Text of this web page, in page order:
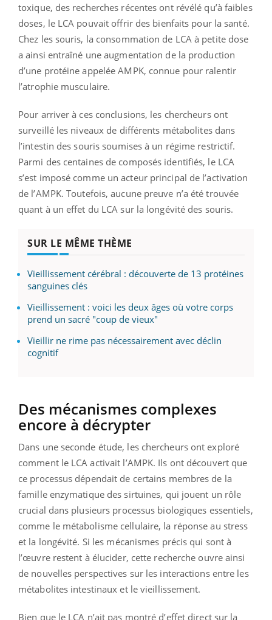
toxique, des recherches récentes ont révélé qu’à faibles
doses, le LCA pouvait offrir des bienfaits pour la santé.
Chez les souris, la consommation de LCA à petite dose
a ainsi entraîné une augmentation de la production
d’une protéine appelée AMPK, connue pour ralentir
l’atrophie musculaire.
Pour arriver à ces conclusions, les chercheurs ont
surveillé les niveaux de différents métabolites dans
l’intestin des souris soumises à un régime restrictif.
Parmi des centaines de composés identifiés, le LCA
s’est imposé comme un acteur principal de l’activation
de l’AMPK. Toutefois, aucune preuve n’a été trouvée
quant à un effet du LCA sur la longévité des souris.
SUR LE MÊME THÈME
Vieillissement cérébral : découverte de 13 protéines
sanguines clés
Vieillissement : voici les deux âges où votre corps
prend un sacré "coup de vieux"
Vieillir ne rime pas nécessairement avec déclin
cognitif
Des mécanismes complexes
encore à décrypter
Dans une seconde étude, les chercheurs ont exploré
comment le LCA activait l’AMPK. Ils ont découvert que
ce processus dépendait de certains membres de la
famille enzymatique des sirtuines, qui jouent un rôle
crucial dans plusieurs processus biologiques essentiels,
comme le métabolisme cellulaire, la réponse au stress
et la longévité. Si les mécanismes précis qui sont à
l’œuvre restent à élucider, cette recherche ouvre ainsi
de nouvelles perspectives sur les interactions entre les
métabolites intestinaux et le vieillissement.
Bien que le LCA n’ait pas montré d’effet direct sur la